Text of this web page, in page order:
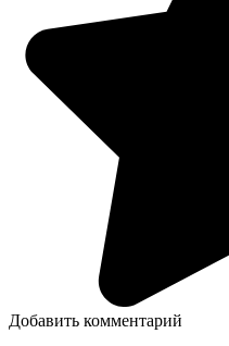
Добавить комментарий